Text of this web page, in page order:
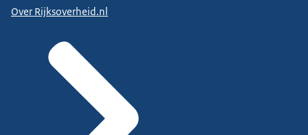
Over Rijksoverheid.nl